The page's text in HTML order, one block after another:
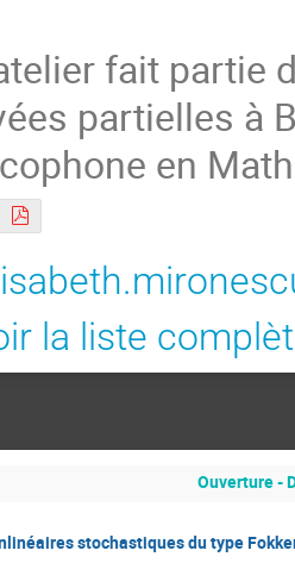
fait partie
partielles à
en
la liste
Ouverture -
stochastiques du type